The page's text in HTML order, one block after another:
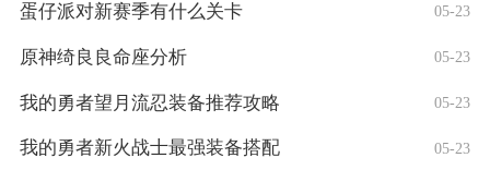
蛋仔派对新赛季有什么关卡 05-23
原神绮良良命座分析 05-23
我的勇者望月流忍装备推荐攻略 05-23
我的勇者新火战士最强装备搭配 05-23